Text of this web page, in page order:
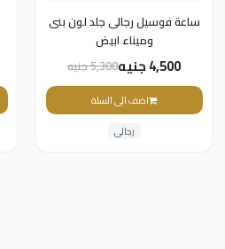
ساعة فوسيل رجالى جلد لون بنى
وميناء ابيض
4,500 جنيه 5,300 جنيه
اضف الى السلة
رجالى